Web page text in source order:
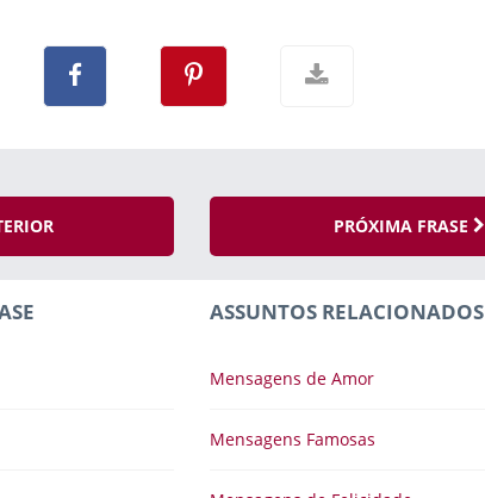
PRÓXIMA FRASE
ASSUNTOS RELACIONADOS
Mensagens de Amor
Mensagens Famosas